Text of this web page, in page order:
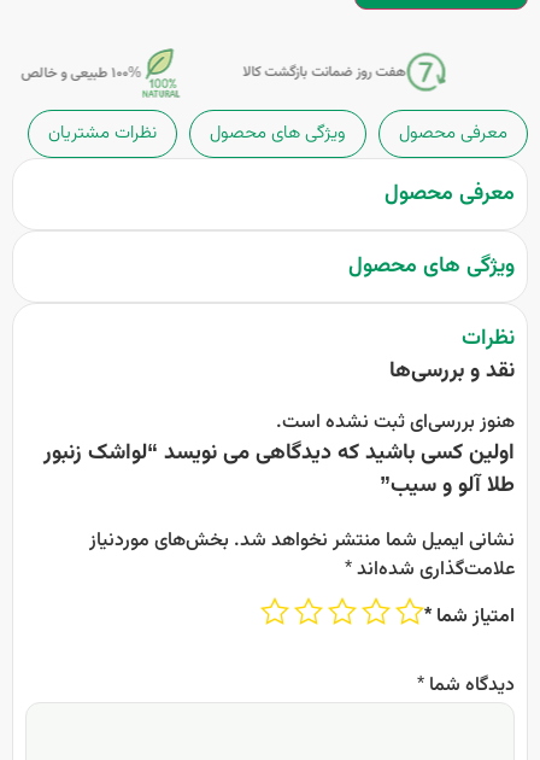
هفت روز ضمانت بازگشت کالا 100% طبیعی و خالص
معرفی محصول ویژگی های محصول نظرات مشتریان
معرفی محصول
ویژگی های محصول
نظرات
نقد و بررسی‌ها
هنوز بررسی‌ای ثبت نشده است.
اولین کسی باشید که دیدگاهی می نویسد “لواشک زنبور
طلا آلو و سیب”
نشانی ایمیل شما منتشر نخواهد شد. بخش‌های موردنیاز
علامت‌گذاری شده‌اند*
امتیاز شما *
دیدگاه شما *